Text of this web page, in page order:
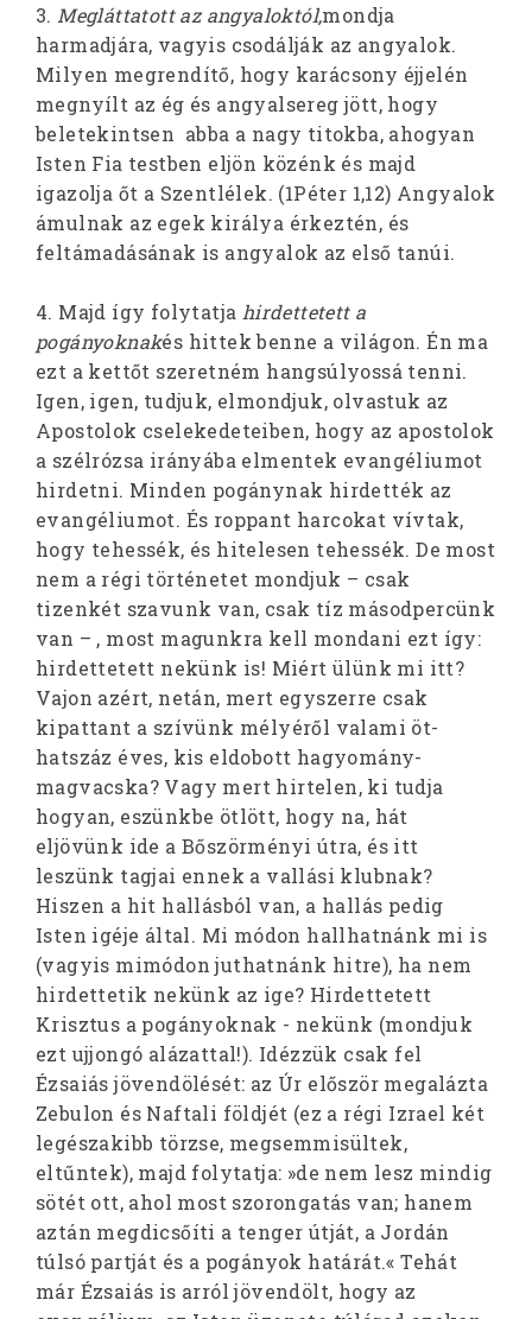
3. Megláttatott az angyaloktól,mondja
harmadjára, vagyis csodálják az angyalok.
Milyen megrendítő, hogy karácsony éjjelén
megnyílt az ég és angyalsereg jött, hogy
beletekintsen abba a nagy titokba, ahogyan
Isten Fia testben eljön közénk és majd
igazolja őt a Szentlélek. (1Péter 1,12) Angyalok
ámulnak az egek királya érkeztén, és
feltámadásának is angyalok az első tanúi.
4. Majd így folytatja hirdettetett a
pogányoknakés hittek benne a világon. Én ma
ezt a kettőt szeretném hangsúlyossá tenni.
Igen, igen, tudjuk, elmondjuk, olvastuk az
Apostolok cselekedeteiben, hogy az apostolok
a szélrózsa irányába elmentek evangéliumot
hirdetni. Minden pogánynak hirdették az
evangéliumot. És roppant harcokat vívtak,
hogy tehessék, és hitelesen tehessék. De most
nem a régi történetet mondjuk – csak
tizenkét szavunk van, csak tíz másodpercünk
van – , most magunkra kell mondani ezt így:
hirdettetett nekünk is! Miért ülünk mi itt?
Vajon azért, netán, mert egyszerre csak
kipattant a szívünk mélyéről valami öt-
hatszáz éves, kis eldobott hagyomány-
magvacska? Vagy mert hirtelen, ki tudja
hogyan, eszünkbe ötlött, hogy na, hát
eljövünk ide a Bőszörményi útra, és itt
leszünk tagjai ennek a vallási klubnak?
Hiszen a hit hallásból van, a hallás pedig
Isten igéje által. Mi módon hallhatnánk mi is
(vagyis mimódon juthatnánk hitre), ha nem
hirdettetik nekünk az ige? Hirdettetett
Krisztus a pogányoknak - nekünk (mondjuk
ezt ujjongó alázattal!). Idézzük csak fel
Ézsaiás jövendölését: az Úr először megalázta
Zebulon és Naftali földjét (ez a régi Izrael két
legészakibb törzse, megsemmisültek,
eltűntek), majd folytatja: »de nem lesz mindig
sötét ott, ahol most szorongatás van; hanem
aztán megdicsőíti a tenger útját, a Jordán
túlsó partját és a pogányok határát.« Tehát
már Ézsaiás is arról jövendölt, hogy az